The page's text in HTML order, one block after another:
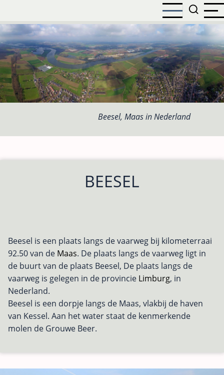
naar
de
inhoud
gaan
Beesel, Maas in Nederland
BEESEL
Beesel is een plaats langs de vaarweg bij kilometerraai
92.50 van de Maas. De plaats langs de vaarweg ligt in
de buurt van de plaats Beesel, De plaats langs de
vaarweg is gelegen in de provincie Limburg, in
Nederland.
Beesel is een dorpje langs de Maas, vlakbij de haven
van Kessel. Aan het water staat de kenmerkende
molen de Grouwe Beer.